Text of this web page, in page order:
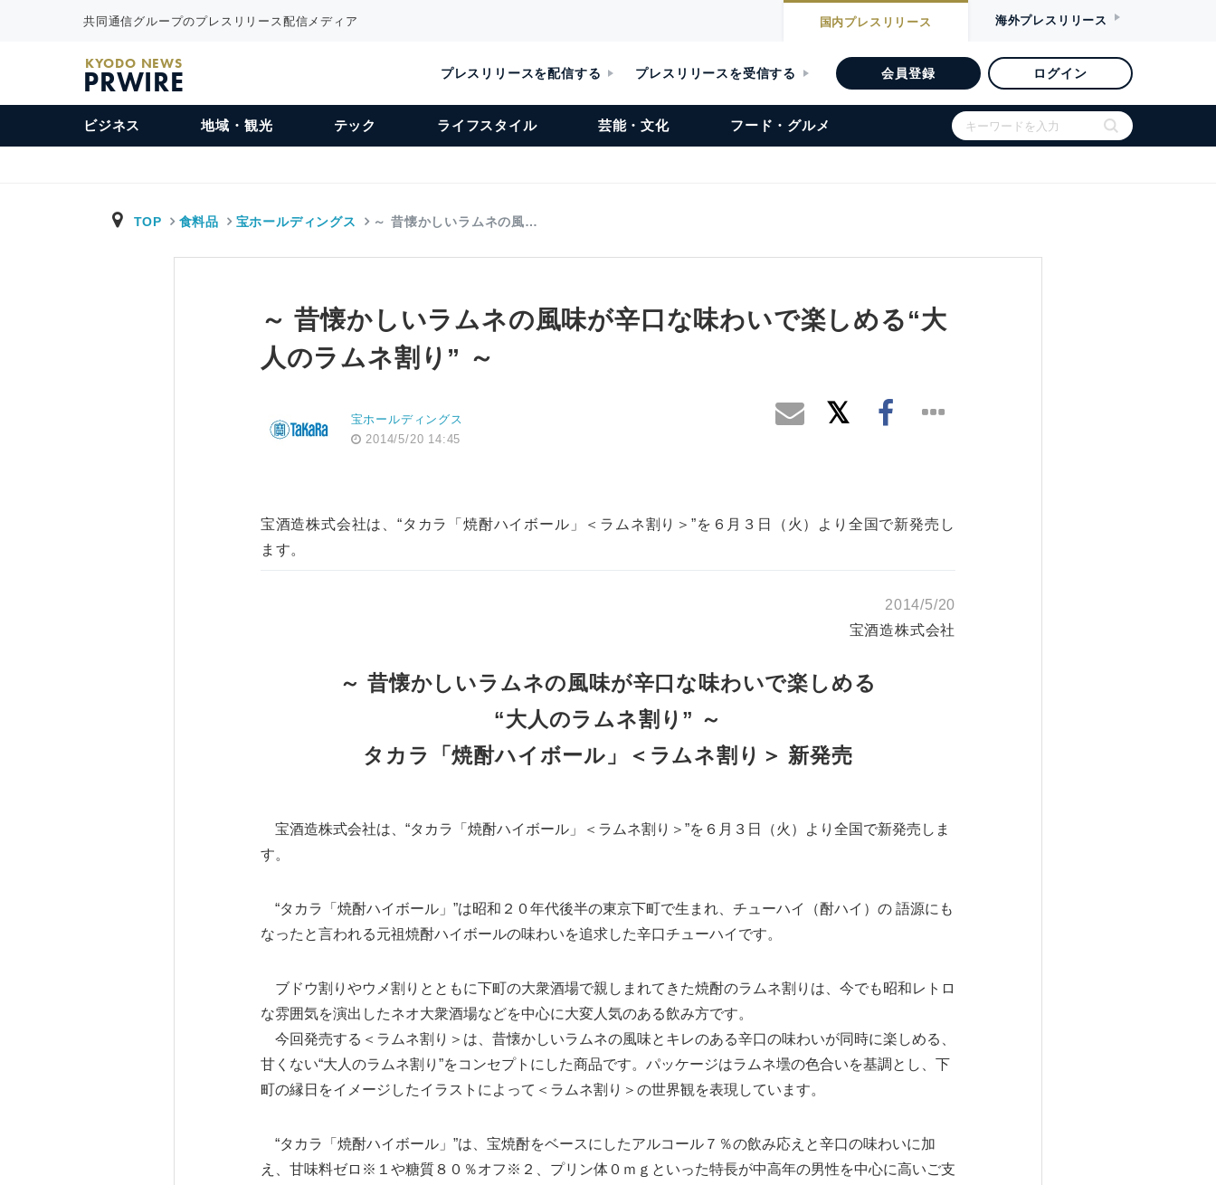
共同通信グループのプレスリリース配信メディア 国内プレスリリース 海外プレスリリース
KYODO NEWS
PRWIRE プレスリリースを配信する プレスリリースを受信する 会員登録 ログイン
ビジネス 地域・観光 テック ライフスタイル 芸能・文化 フード・グルメ
TOP 食料品 宝ホールディングス ～ 昔懐かしいラムネの風…
～ 昔懐かしいラムネの風味が辛口な味わいで楽しめる“大
人のラムネ割り” ～
宝ホールディングス
2014/5/20 14:45
宝酒造株式会社は、“タカラ「焼酎ハイボール」＜ラムネ割り＞”を６月３日（火）より全国で新発売し
ます。
2014/5/20
宝酒造株式会社
～ 昔懐かしいラムネの風味が辛口な味わいで楽しめる
“大人のラムネ割り” ～
タカラ「焼酎ハイボール」＜ラムネ割り＞ 新発売
宝酒造株式会社は、“タカラ「焼酎ハイボール」＜ラムネ割り＞”を６月３日（火）より全国で新発売しま
す。
“タカラ「焼酎ハイボール」”は昭和２０年代後半の東京下町で生まれ、チューハイ（酎ハイ）の 語源にも
なったと言われる元祖焼酎ハイボールの味わいを追求した辛口チューハイです。
ブドウ割りやウメ割りとともに下町の大衆酒場で親しまれてきた焼酎のラムネ割りは、今でも昭和レトロ
な雰囲気を演出したネオ大衆酒場などを中心に大変人気のある飲み方です。
今回発売する＜ラムネ割り＞は、昔懐かしいラムネの風味とキレのある辛口の味わいが同時に楽しめる、
甘くない“大人のラムネ割り”をコンセプトにした商品です。パッケージはラムネ壜の色合いを基調とし、下
町の縁日をイメージしたイラストによって＜ラムネ割り＞の世界観を表現しています。
“タカラ「焼酎ハイボール」”は、宝焼酎をベースにしたアルコール７％の飲み応えと辛口の味わいに加
え、甘味料ゼロ※１や糖質８０％オフ※２、プリン体０ｍｇといった特長が中高年の男性を中心に高いご支